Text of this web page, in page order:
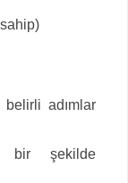
adımlar
bir şekilde